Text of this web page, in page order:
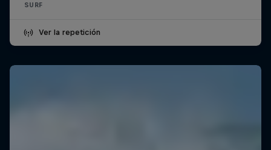
SURF
Ver la repetición